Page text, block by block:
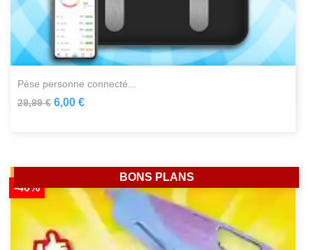
pèse personne connecté...
29,99 € 6,00 €
-40%
BONS PLANS